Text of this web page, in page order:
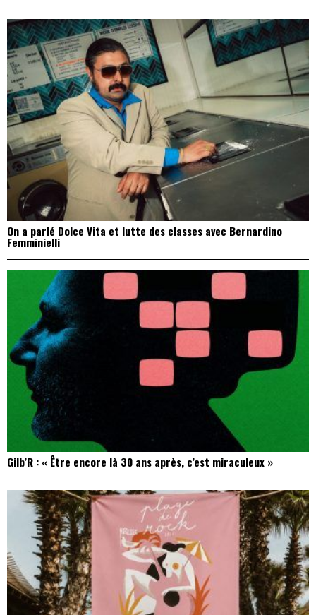
On a parlé Dolce Vita et lutte des classes avec Bernardino
Femminielli
Gilb’R : « Être encore là 30 ans après, c’est miraculeux »